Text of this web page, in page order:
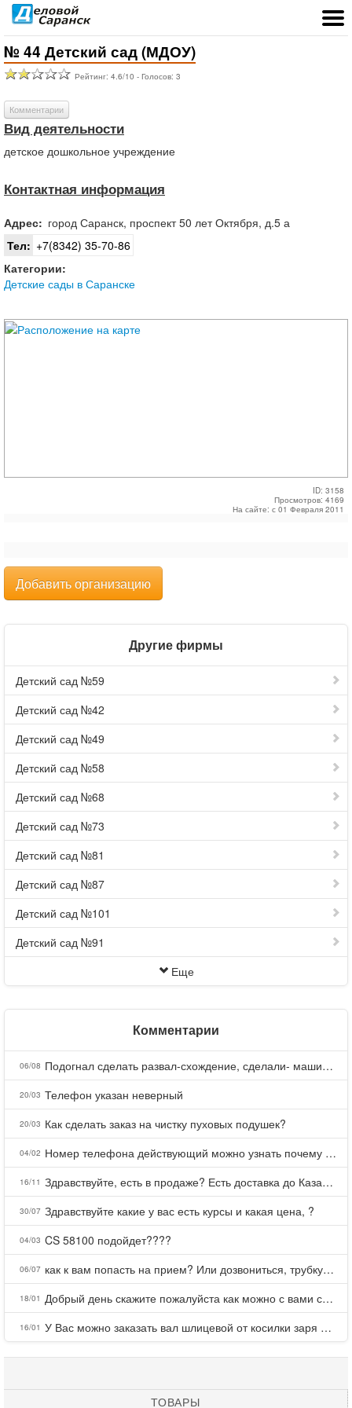
№ 44 Детский сад (МДОУ)
Рейтинг: 4.6/10 - Голосов: 3
Комментарии
Вид деятельности
детское дошкольное учреждение
Контактная информация
Адрес: город Саранск, проспект 50 лет Октября, д.5 а
Тел: +7(8342) 35-70-86
Категории:
Детские сады в Саранске
ID: 3158
Просмотров: 4169
На сайте: с 01 Февраля 2011
Добавить организацию
Другие фирмы
Детский сад №59
Детский сад №42
Детский сад №49
Детский сад №58
Детский сад №68
Детский сад №73
Детский сад №81
Детский сад №87
Детский сад №101
Детский сад №91
Еще
Комментарии
06/08 Подогнал сделать развал-схождение, сделали- машина уходит на право и колеса проверил все хорошо с атмосферами ужас как можно делать авто, не ужели не берегут свою репутацию, не советую.
20/03 Телефон указан неверный
20/03 Как сделать заказ на чистку пуховых подушек?
04/02 Номер телефона действующий можно узнать почему номер неправельный
16/11 Здравствуйте, есть в продаже? Есть доставка до Казани?
30/07 Здравствуйте какие у вас есть курсы и какая цена, ?
04/03 CS 58100 подойдет????
06/07 как к вам попасть на прием? Или дозвониться, трубку не берете.
18/01 Добрый день скажите пожалуйста как можно с вами связаться . Телефон не отвечает .Заказала кухню в тц Хороший есть претензии а менеджер контактов не дает .Что делать?
16/01 У Вас можно заказать вал шлицевой от косилки заря для мтз, который соединяет мотоблок с косилкой.?
ТОВАРЫ